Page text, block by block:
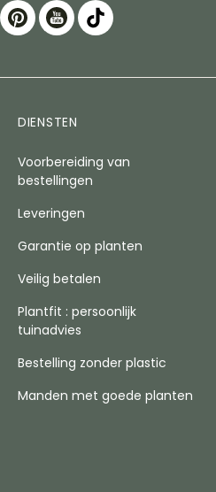
DIENSTEN
Voorbereiding van
bestellingen
Leveringen
Garantie op planten
Veilig betalen
Plantfit : persoonlijk
tuinadvies
Bestelling zonder plastic
Manden met goede planten